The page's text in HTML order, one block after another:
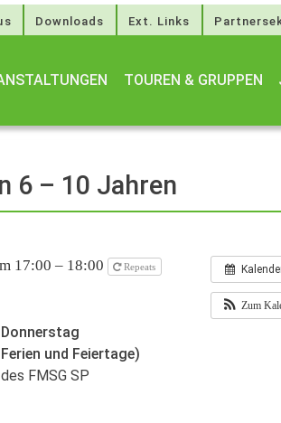
Downloads Ext. Links
TOUREN & GRUPPEN
6 – 10 Jahren
Zum
17:00 – 18:00 Repeats
und Feiertage)
FMSG SP